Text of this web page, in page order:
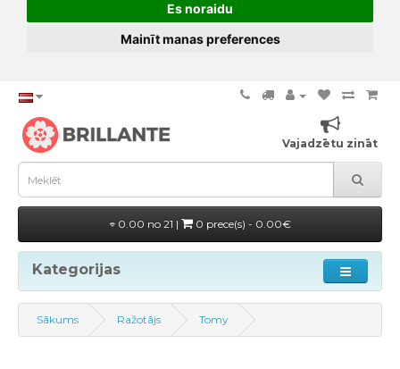
Es noraidu
Mainīt manas preferences
Vajadzētu zināt
0.00 no 21 | 0 prece(s) - 0.00€
Kategorijas
Sākums Ražotājs Tomy